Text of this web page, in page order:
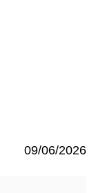
09/06/2026